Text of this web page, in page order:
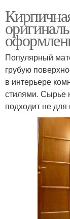
Интерьер с
Наружные
Стены
Популярный
грубую
в интерьере
стилями. Сырье
подходит не